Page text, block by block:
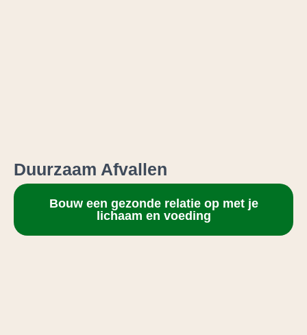
Duurzaam Afvallen
Bouw een gezonde relatie op met je
lichaam en voeding